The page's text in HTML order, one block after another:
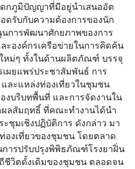
กภูมิปัญญาที่มีอยู่นำเสนออัต
รับกับความต้องการของนัก
การพัฒนาศักยภาพของการ
ะองค์กรเครือข่ายในการคิดค้น
หม่ๆ ทั้งในด้านผลิตภัณฑ์ บรรจุ
ผยแพร่ประชาสัมพันธ์ การ
ละแหล่งท่องเที่ยวในชุมชน
งบริบทพื้นที่ และการจัดงานใน
ผลสัมฤทธิ์ ที่คณะทำงานได้นำ
ะชุมเชิงปฏิบัติการ ดังกล่าว มา
งเที่ยวของชุมชน โดยตลาด
การปรับปรุงพิพิธภัณฑ์โรงยาฝิ่น
ชีวิตดั้งเดิมของชุมชน ตลอดจน